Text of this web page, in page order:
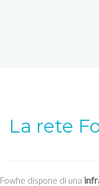
La rete
Fowhe dispone di una